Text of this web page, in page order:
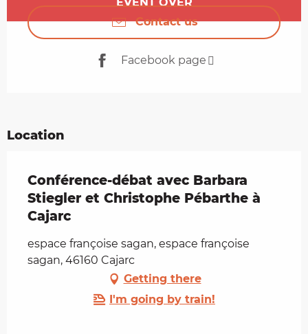
Contact us
Facebook page
Location
Conférence-débat avec Barbara
Stiegler et Christophe Pébarthe à
Cajarc
espace françoise sagan, espace françoise
sagan, 46160 Cajarc
Getting there
I'm going by train!